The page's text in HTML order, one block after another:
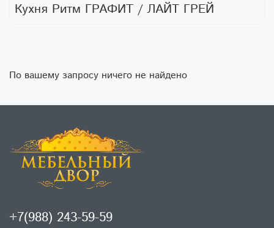
Кухня Ритм ГРАФИТ / ЛАЙТ ГРЕЙ
По вашему запросу ничего не найдено
+7(988) 243-59-59